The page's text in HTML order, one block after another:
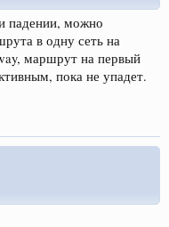
падении, можно
в одну сеть на
маршрут на первый
пока не упадет.